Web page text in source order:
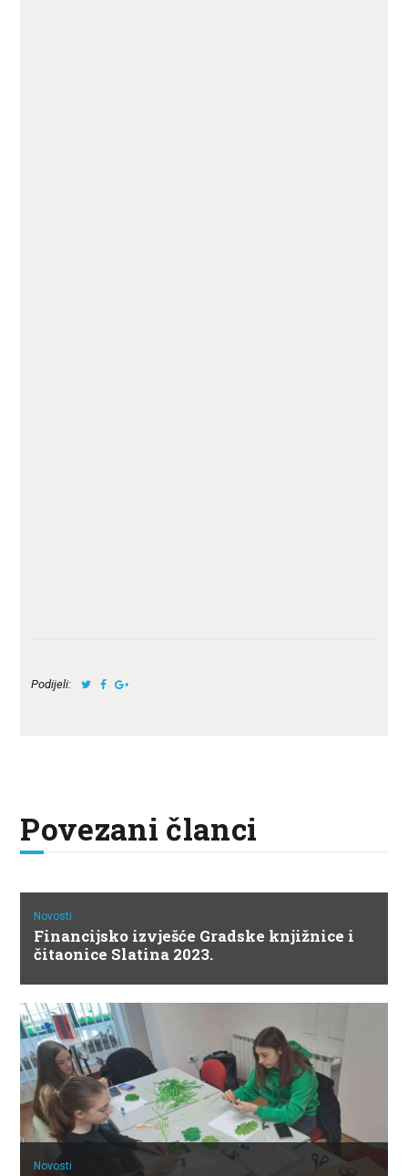
Podijeli:
Povezani članci
Novosti
Financijsko izvješće Gradske knjižnice i
čitaonice Slatina 2023.
Novosti